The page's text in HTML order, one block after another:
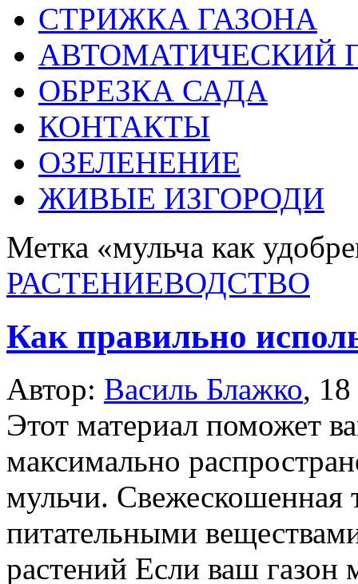
СТРИЖКА ГАЗОНА
АВТОМАТИЧЕСКИЙ
ОБРЕЗКА САДА
КОНТАКТЫ
ОЗЕЛЕНЕНИЕ
ЖИВЫЕ ИЗГОРОДИ
Метка «мульча как
РАСТЕНИЕВОДСТВО
Как правильно
Автор: Василь Блажко,
Этот материал поможет
максимально
мульчи. Свежескошенная
питательными
растений Если ваш газон